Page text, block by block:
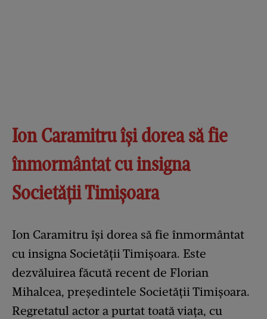
Ion Caramitru își dorea să fie
înmormântat cu insigna
Societății Timișoara
Ion Caramitru își dorea să fie înmormântat
cu insigna Societății Timișoara. Este
dezvăluirea făcută recent de Florian
Mihalcea, președintele Societății Timișoara.
Regretatul actor a purtat toată viața, cu